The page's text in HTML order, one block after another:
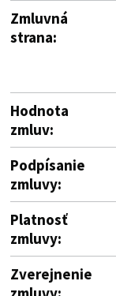
Zmluvná
strana:
Hodnota
zmluv:
Podpísanie
zmluvy:
Platnosť
zmluvy:
Zverejnenie